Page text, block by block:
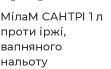
МілаМ САНТРІ 1 л
проти іржі,
вапняного
нальоту